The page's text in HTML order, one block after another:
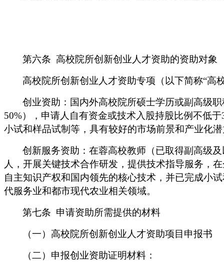
第六条 高校院所创新创业人才资助的资助对象
高校院所创新创业人才资助专项（以下简称“高
创业资助：国内外高校院所硕士学历或副高级
50%），申请人自有资金或技术入股持股比例不低于
小试和样品试制等，具有较好的市场前景和产业化
创新服务资助：在蓉高校教师（已取得副高级
人，开展关键技术合作研发，提供技术指导服务，
自主知识产权和国内领先的核心技术，并已完成小
代服务业和都市现代农业相关领域。
第七条 申请资助所需提供的材料
（一）高校院所创新创业人才资助项目申报书
（二）申报创业资助证明材料：